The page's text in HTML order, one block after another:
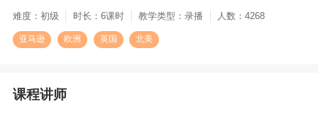
难度：初级 时长：6课时 教学类型：录播 人数：4268
亚马逊 欧洲 英国 北美
课程讲师